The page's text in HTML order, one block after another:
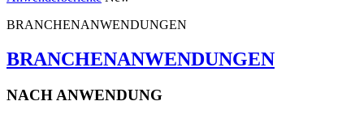
BRANCHENANWENDUNGEN
BRANCHENANWENDUNGEN
NACH ANWENDUNG